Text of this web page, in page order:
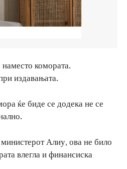
комората.
издавањата.
ќе биде се додека не се
Алиу, ова не било
влегла и финансиска